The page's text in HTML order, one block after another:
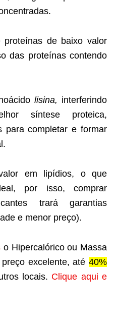
proteínas de baixo valor
das proteínas contendo
lisina, interferindo
síntese proteica,
para completar e formar
em lipídios, o que
por isso, comprar
trará garantias
e menor preço).
o Hipercalórico ou Massa
excelente, até 40%
locais. Clique aqui e